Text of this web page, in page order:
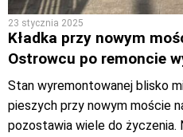
23 stycznia 2025
Kładka przy nowym
Ostrowcu po remoncie
Stan wyremontowanej blisko
pieszych przy nowym moście
pozostawia wiele do życzenia.